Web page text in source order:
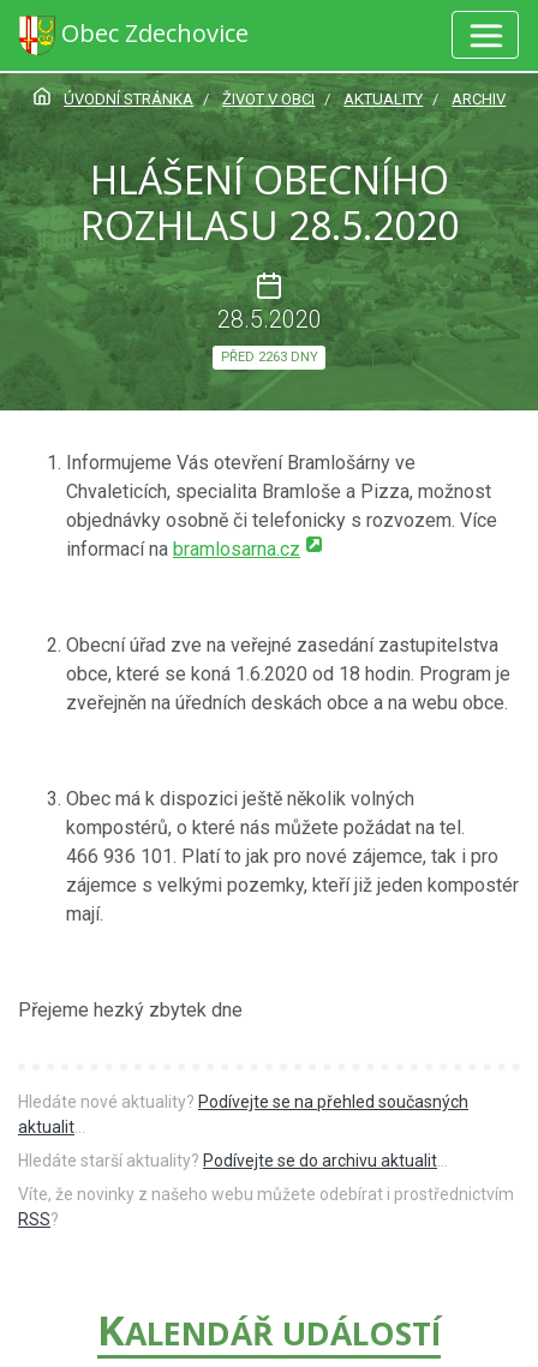
Obec Zdechovice
ÚVODNÍ STRÁNKA ŽIVOT V OBCI AKTUALITY ARCHIV
HLÁŠENÍ OBECNÍHO
ROZHLASU 28.5.2020
28.5.2020
PŘED 2263 DNY
Informujeme Vás otevření Bramlošárny ve
Chvaleticích, specialita Bramloše a Pizza, možnost
objednávky osobně či telefonicky s rozvozem. Více
informací na bramlosarna.cz
Obecní úřad zve na veřejné zasedání zastupitelstva
obce, které se koná 1.6.2020 od 18 hodin. Program je
zveřejněn na úředních deskách obce a na webu obce.
Obec má k dispozici ještě několik volných
kompostérů, o které nás můžete požádat na tel.
466 936 101. Platí to jak pro nové zájemce, tak i pro
zájemce s velkými pozemky, kteří již jeden kompostér
mají.
Přejeme hezký zbytek dne
Hledáte nové aktuality? Podívejte se na přehled současných
aktualit
Hledáte starší aktuality? Podívejte se do archivu aktualit
Víte, že novinky z našeho webu můžete odebírat i prostřednictvím
RSS?
KALENDÁŘ UDÁLOSTÍ